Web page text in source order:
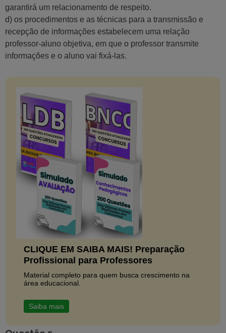
garantirá um relacionamento de respeito.
d) os procedimentos e as técnicas para a transmissão e
recepção de informações estabelecem uma relação
professor-aluno objetiva, em que o professor transmite
informações e o aluno vai fixá-las.
CLIQUE EM SAIBA MAIS! Preparação
Profissional para Professores
Material completo para quem busca crescimento na
área educacional.
Saiba mais